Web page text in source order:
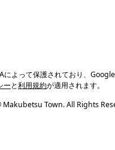
によって保護されており、
ーと利用規約が適用されます。
Town. All Rights